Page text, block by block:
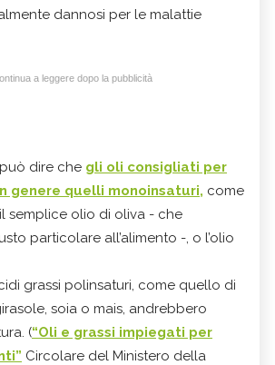
dannosi per le malattie
a leggere dopo la pubblicità
dire che gli oli consigliati per
genere quelli monoinsaturi, come
semplice olio di oliva - che
particolare all’alimento -, o l’olio
grassi polinsaturi, come quello di
soia o mais, andrebbero
(“Oli e grassi impiegati per
Circolare del Ministero della